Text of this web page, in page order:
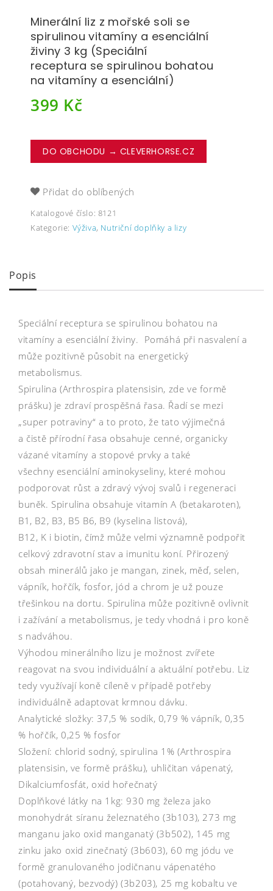
Minerální liz z mořské soli se
spirulinou vitamíny a esenciální
živiny 3 kg (Speciální
receptura se spirulinou bohatou
na vitamíny a esenciální)
399 Kč
DO OBCHODU → CLEVERHORSE.CZ
Přidat do oblíbených
Katalogové číslo: 8121
Kategorie: Výživa, Nutriční doplňky a lizy
Popis
Speciální receptura se spirulinou bohatou na
vitamíny a esenciální živiny. Pomáhá při nasvalení a
může pozitivně působit na energetický
metabolismus.
Spirulina (Arthrospira platensisin, zde ve formě
prášku) je zdraví prospěšná řasa. Řadí se mezi
„super potraviny“ a to proto, že tato výjimečná
a čistě přírodní řasa obsahuje cenné, organicky
vázané vitamíny a stopové prvky a také
všechny esenciální aminokyseliny, které mohou
podporovat růst a zdravý vývoj svalů i regeneraci
buněk. Spirulina obsahuje vitamín A (betakaroten),
B1, B2, B3, B5 B6, B9 (kyselina listová),
B12, K i biotin, čímž může velmi významně podpořit
celkový zdravotní stav a imunitu koní. Přirozený
obsah minerálů jako je mangan, zinek, měď, selen,
vápník, hořčík, fosfor, jód a chrom je už pouze
třešinkou na dortu. Spirulina může pozitivně ovlivnit
i zažívání a metabolismus, je tedy vhodná i pro koně
s nadváhou.
Výhodou minerálního lizu je možnost zvířete
reagovat na svou individuální a aktuální potřebu. Liz
tedy využívají koně cíleně v případě potřeby
individuálně adaptovat krmnou dávku.
Analytické složky: 37,5 % sodík, 0,79 % vápník, 0,35
% hořčík, 0,25 % fosfor
Složení: chlorid sodný, spirulina 1% (Arthrospira
platensisin, ve formě prášku), uhličitan vápenatý,
Dikalciumfosfát, oxid hořečnatý
Doplňkové látky na 1kg: 930 mg železa jako
monohydrát síranu železnatého (3b103), 273 mg
manganu jako oxid manganatý (3b502), 145 mg
zinku jako oxid zinečnatý (3b603), 60 mg jódu ve
formě granulovaného jodičnanu vápenatého
(potahovaný, bezvodý) (3b203), 25 mg kobaltu ve